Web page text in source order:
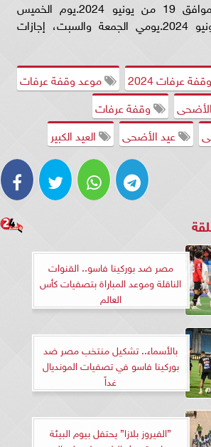
في يوم الأربعاء الموافق 19 من يونيو 2024.يوم الخميس
الموافق 20 من يونيو 2024.يومي الجمعة والسبت، إجازات
عرفات 2024
موعد وقفة عرفات
وقفة عرفات
عيد الأضحى العيد الكبير
مصر ضد بوركينا فاسو.. القنوات
الناقلة وموعد المباراة بتصفيات كأس
العالم
بالأسماء.. تشكيل منتخب مصر ضد
بوركينا فاسو في تصفيات المونديال
غداً
”الفيروز بلازا” يحتفل بيوم البيئة